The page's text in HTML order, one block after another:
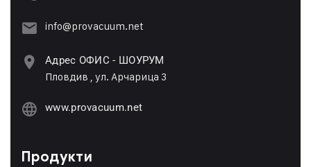
info@provacuum.net
Адрес ОФИС - ШОУРУМ
Пловдив , ул. Арчарица 3
www.provacuum.net
Продукти